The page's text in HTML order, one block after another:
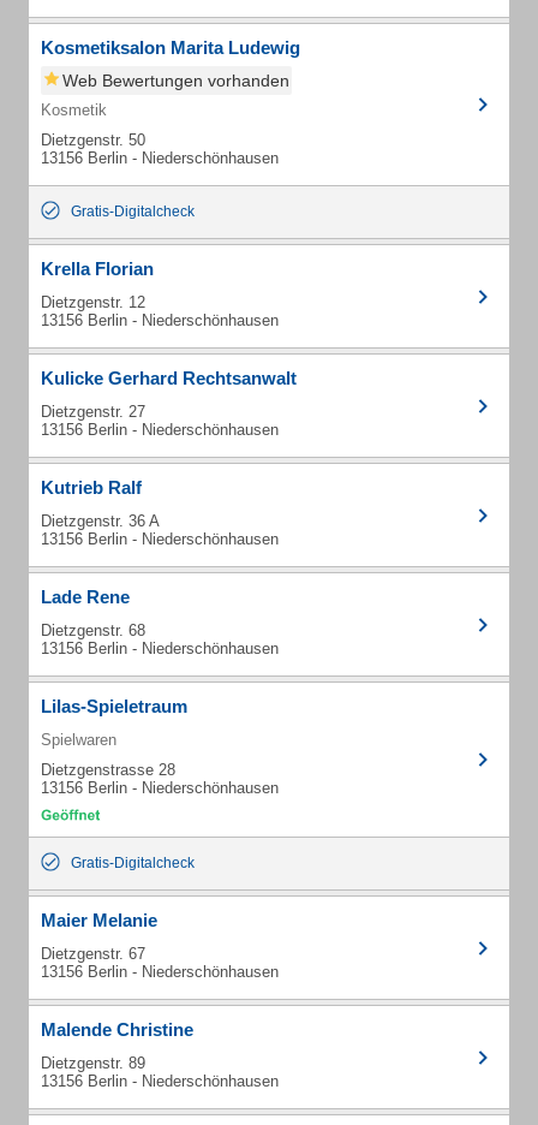
Kosmetiksalon Marita Ludewig
Web Bewertungen vorhanden
Kosmetik
Dietzgenstr. 50
13156 Berlin - Niederschönhausen
Gratis-Digitalcheck
Krella Florian
Dietzgenstr. 12
13156 Berlin - Niederschönhausen
Kulicke Gerhard Rechtsanwalt
Dietzgenstr. 27
13156 Berlin - Niederschönhausen
Kutrieb Ralf
Dietzgenstr. 36 A
13156 Berlin - Niederschönhausen
Lade Rene
Dietzgenstr. 68
13156 Berlin - Niederschönhausen
Lilas-Spieletraum
Spielwaren
Dietzgenstrasse 28
13156 Berlin - Niederschönhausen
Gratis-Digitalcheck
Maier Melanie
Dietzgenstr. 67
13156 Berlin - Niederschönhausen
Malende Christine
Dietzgenstr. 89
13156 Berlin - Niederschönhausen